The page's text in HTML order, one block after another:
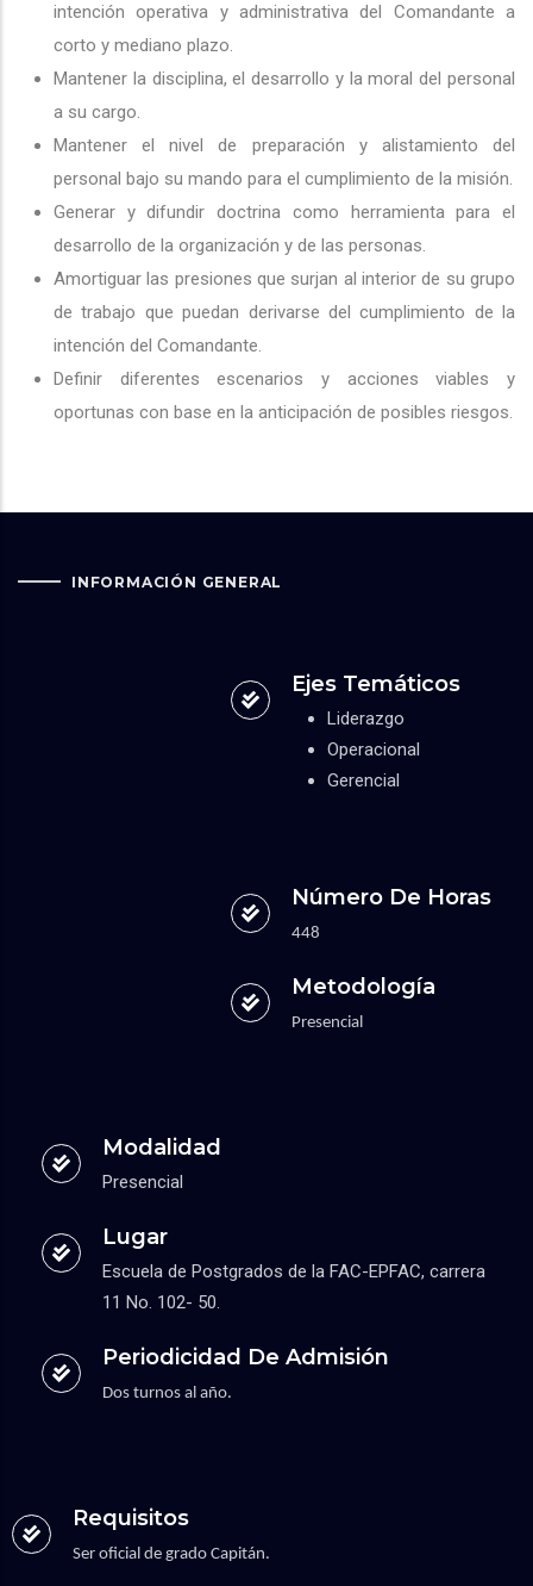
intención operativa y administrativa del Comandante a
corto y mediano plazo.
Mantener la disciplina, el desarrollo y la moral del personal
a su cargo.
Mantener el nivel de preparación y alistamiento del
personal bajo su mando para el cumplimiento de la misión.
Generar y difundir doctrina como herramienta para el
desarrollo de la organización y de las personas.
Amortiguar las presiones que surjan al interior de su grupo
de trabajo que puedan derivarse del cumplimiento de la
intención del Comandante.
Definir diferentes escenarios y acciones viables y
oportunas con base en la anticipación de posibles riesgos.
INFORMACIÓN GENERAL
Ejes Temáticos
Liderazgo
Operacional
Gerencial
Número De Horas
448
Metodología
Presencial
Modalidad
Presencial
Lugar
Escuela de Postgrados de la FAC-EPFAC, carrera
11 No. 102- 50.
Periodicidad De Admisión
Dos turnos al año.
Requisitos
Ser oficial de grado Capitán.